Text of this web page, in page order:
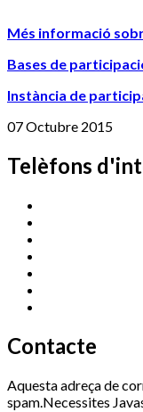
Més informació
Bases de
Instància de
07 Octubre 2015
Telèfons
Contacte
Aquesta adreça de
spam.Necessites